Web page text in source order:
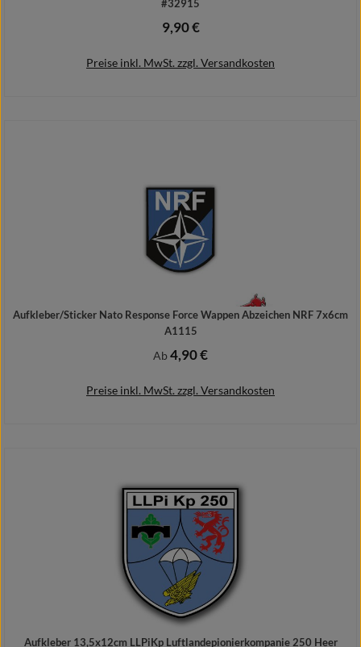
#32915
Regulärer Preis:
9,90 €
Preise inkl. MwSt. zzgl. Versandkosten
Aufkleber/Sticker Nato Response Force Wappen Abzeichen NRF 7x6cm
A1115
Regulärer Preis:
Ab4,90 €
Preise inkl. MwSt. zzgl. Versandkosten
Aufkleber 13,5x12cm LLPiKp Luftlandepionierkompanie 250 Heer